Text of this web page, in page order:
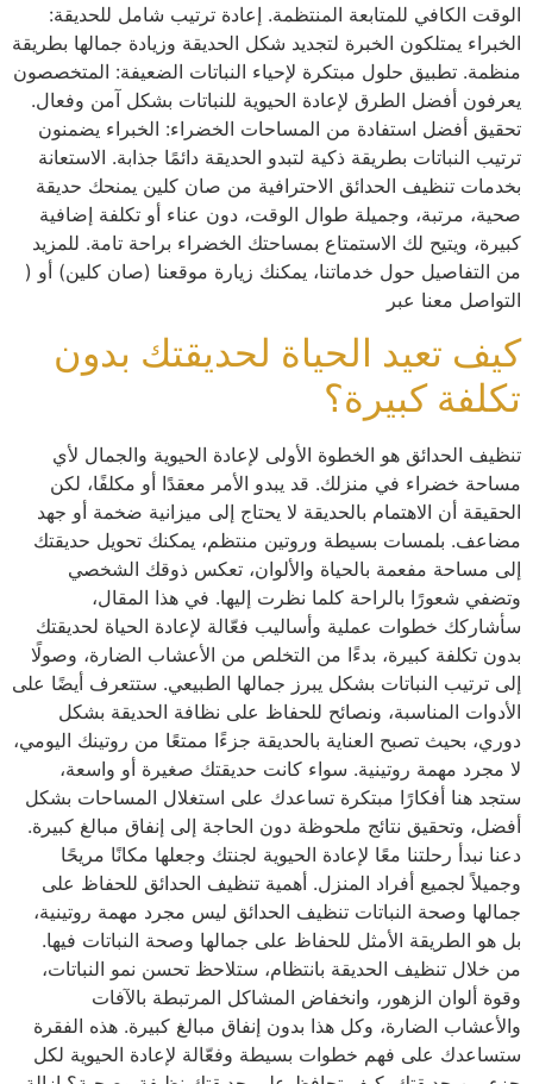
الوقت الكافي للمتابعة المنتظمة. إعادة ترتيب شامل للحديقة:
الخبراء يمتلكون الخبرة لتجديد شكل الحديقة وزيادة جمالها بطريقة
منظمة. تطبيق حلول مبتكرة لإحياء النباتات الضعيفة: المتخصصون
يعرفون أفضل الطرق لإعادة الحيوية للنباتات بشكل آمن وفعال.
تحقيق أفضل استفادة من المساحات الخضراء: الخبراء يضمنون
ترتيب النباتات بطريقة ذكية لتبدو الحديقة دائمًا جذابة. الاستعانة
بخدمات تنظيف الحدائق الاحترافية من صان كلين يمنحك حديقة
صحية، مرتبة، وجميلة طوال الوقت، دون عناء أو تكلفة إضافية
كبيرة، ويتيح لك الاستمتاع بمساحتك الخضراء براحة تامة. للمزيد
من التفاصيل حول خدماتنا، يمكنك زيارة موقعنا (صان كلين) أو (
التواصل معنا عبر
كيف تعيد الحياة لحديقتك بدون
تكلفة كبيرة؟
تنظيف الحدائق هو الخطوة الأولى لإعادة الحيوية والجمال لأي
مساحة خضراء في منزلك. قد يبدو الأمر معقدًا أو مكلفًا، لكن
الحقيقة أن الاهتمام بالحديقة لا يحتاج إلى ميزانية ضخمة أو جهد
مضاعف. بلمسات بسيطة وروتين منتظم، يمكنك تحويل حديقتك
إلى مساحة مفعمة بالحياة والألوان، تعكس ذوقك الشخصي
وتضفي شعورًا بالراحة كلما نظرت إليها. في هذا المقال،
سأشاركك خطوات عملية وأساليب فعّالة لإعادة الحياة لحديقتك
بدون تكلفة كبيرة، بدءًا من التخلص من الأعشاب الضارة، وصولًا
إلى ترتيب النباتات بشكل يبرز جمالها الطبيعي. ستتعرف أيضًا على
الأدوات المناسبة، ونصائح للحفاظ على نظافة الحديقة بشكل
دوري، بحيث تصبح العناية بالحديقة جزءًا ممتعًا من روتينك اليومي،
لا مجرد مهمة روتينية. سواء كانت حديقتك صغيرة أو واسعة،
ستجد هنا أفكارًا مبتكرة تساعدك على استغلال المساحات بشكل
أفضل، وتحقيق نتائج ملحوظة دون الحاجة إلى إنفاق مبالغ كبيرة.
دعنا نبدأ رحلتنا معًا لإعادة الحيوية لجنتك وجعلها مكانًا مريحًا
وجميلاً لجميع أفراد المنزل. أهمية تنظيف الحدائق للحفاظ على
جمالها وصحة النباتات تنظيف الحدائق ليس مجرد مهمة روتينية،
بل هو الطريقة الأمثل للحفاظ على جمالها وصحة النباتات فيها.
من خلال تنظيف الحديقة بانتظام، ستلاحظ تحسن نمو النباتات،
وقوة ألوان الزهور، وانخفاض المشاكل المرتبطة بالآفات
والأعشاب الضارة، وكل هذا بدون إنفاق مبالغ كبيرة. هذه الفقرة
ستساعدك على فهم خطوات بسيطة وفعّالة لإعادة الحيوية لكل